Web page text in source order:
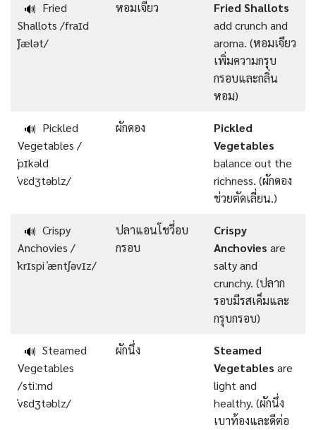
🔊 Fried
Shallots /fraɪd
ˈʃælət/
หอมเจียว
Fried Shallots
add crunch and
aroma. (หอมเจียว
เพิ่มความกรุบ
กรอบและกลิ่น
หอม)
🔊 Pickled
Vegetables /
ˈpɪkəld
ˈvɛdʒtəblz/
ผักดอง
Pickled
Vegetables
balance out the
richness. (ผักดอง
ช่วยตัดเลี่ยน.)
🔊 Crispy
Anchovies /
ˈkrɪspi ˈæntʃəvɪz/
ปลาแอนโชวี่อบ
กรอบ
Crispy
Anchovies are
salty and
crunchy. (ปลาก
รอบมีรสเค็มและ
กรุบกรอบ)
🔊 Steamed
Vegetables
/stiːmd
ˈvɛdʒtəblz/
ผักนึ่ง
Steamed
Vegetables are
light and
healthy. (ผักนึ่ง
เบาท้องและดีต่อ